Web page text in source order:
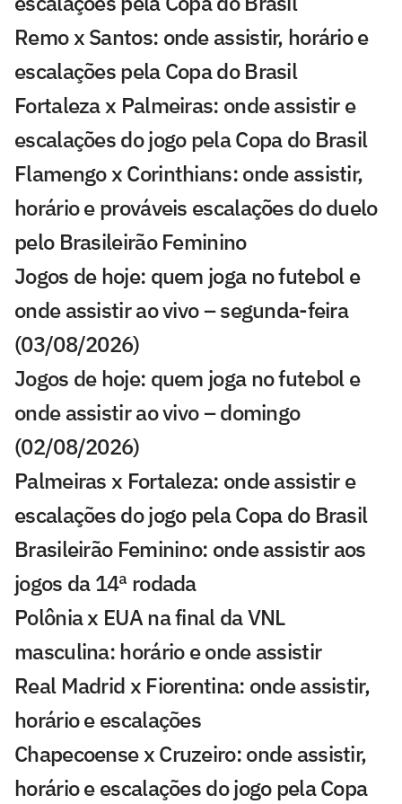
Remo x Santos: onde assistir, horário e
escalações pela Copa do Brasil
Fortaleza x Palmeiras: onde assistir e
escalações do jogo pela Copa do Brasil
Flamengo x Corinthians: onde assistir,
horário e prováveis escalações do duelo
pelo Brasileirão Feminino
Jogos de hoje: quem joga no futebol e
onde assistir ao vivo – segunda-feira
(03/08/2026)
Jogos de hoje: quem joga no futebol e
onde assistir ao vivo – domingo
(02/08/2026)
Palmeiras x Fortaleza: onde assistir e
escalações do jogo pela Copa do Brasil
Brasileirão Feminino: onde assistir aos
jogos da 14ª rodada
Polônia x EUA na final da VNL
masculina: horário e onde assistir
Real Madrid x Fiorentina: onde assistir,
horário e escalações
Chapecoense x Cruzeiro: onde assistir,
horário e escalações do jogo pela Copa